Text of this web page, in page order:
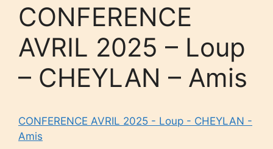
CONFERENCE
AVRIL 2025 – Loup
– CHEYLAN – Amis
CONFERENCE AVRIL 2025 - Loup - CHEYLAN -
Amis